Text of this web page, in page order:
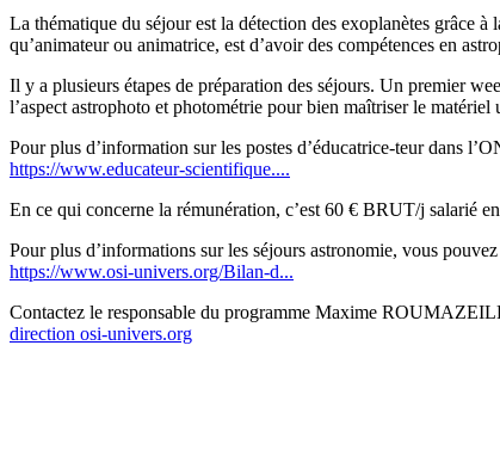
La thématique du séjour est la détection des exoplanètes grâce
qu’animateur ou animatrice, est d’avoir des compétences en
Il y a plusieurs étapes de préparation des séjours. Un premier
l’aspect astrophoto et photométrie pour bien maîtriser le matériel
Pour plus d’information sur les postes d’éducatrice-teur dans
https://www.educateur-scientifique....
En ce qui concerne la rémunération, c’est 60 € BRUT/j salarié
Pour plus d’informations sur les séjours astronomie, vous
https://www.osi-univers.org/Bilan-d...
Contactez le responsable du programme Maxime
direction osi-univers.org